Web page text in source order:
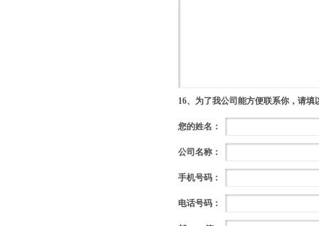
16、为了我公司能方便联系你，请填
您的姓名：
公司名称：
手机号码：
电话号码：